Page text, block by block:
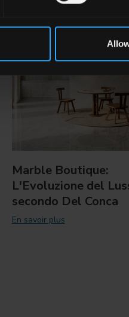
Marble Boutique:
L'Evoluzione del
secondo Del Conca
En savoir plus